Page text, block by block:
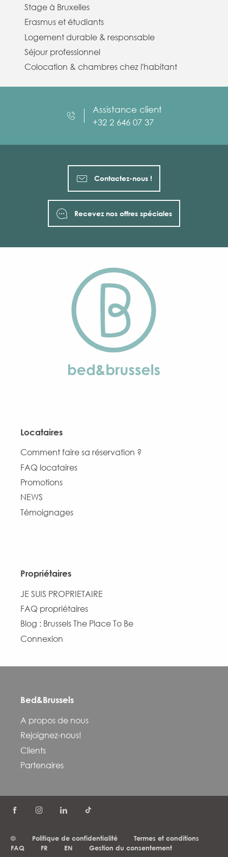
Stage à Bruxelles
Erasmus et étudiants
Logement durable & responsable
Séjour professionnel
Colocation & chambres chez l'habitant
Assistance client
+32 2 646 07 37
Contactez-nous !
Recevez nos offres spéciales
Locataires
Comment faire sa réservation ?
FAQ locataires
Promotions
NEWS
Témoignages
Propriétaires
JE SUIS PROPRIETAIRE
FAQ propriétaires
Blog : Brussels The Place To Be
Connexion
Bed&Brussels
A propos de nous
Rejoignez-nous!
Clients
Partenaires
© Politique de confidentialité
Termes et conditions
FAQ
FR EN Gestion du consentement